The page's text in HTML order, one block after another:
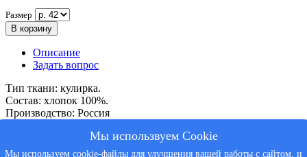
Размер
В корзину
Описание
Задать вопрос
Тип ткани: кулирка.
Состав: хлопок 100%.
Производство: Россия
Костюм из кулирки пенье футболка + бриджи. Футболка с коротким
рукавом, контрастная окантовка, принт в виде надписей и банта.
Мы использвуем Cookie
Мы используем cookie-файлы для улучшения вашей работы с сайтом, и